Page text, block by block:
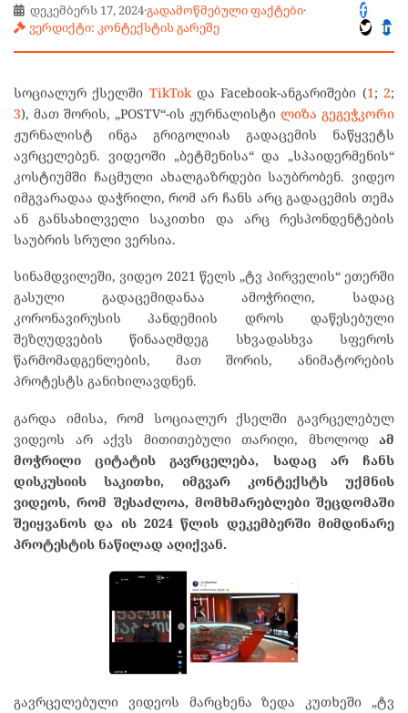
დეკემბერს 17, 2024·გადამოწმებული ფაქტები·
ვერდიქტი: კონტექსტის გარეშე
სოციალურ ქსელში TikTokდა Facebook-ანგარიშები (1;2;
3), მათ შორის, „POSTV“-ის ჟურნალისტი ლიზა გეგეჭკორი
ჟურნალისტ ინგა გრიგოლიას გადაცემის ნაწყვეტს
ავრცელებენ. ვიდეოში „ბეტმენისა“ და „სპაიდერმენის“
კოსტიუმში ჩაცმული ახალგაზრდები საუბრობენ. ვიდეო
იმგვარადაა დაჭრილი, რომ არ ჩანს არც გადაცემის თემა
ან განსახილველი საკითხი და არც რესპონდენტების
საუბრის სრული ვერსია.
სინამდვილეში, ვიდეო 2021 წელს „ტვ პირველის“ ეთერში
გასული გადაცემიდანაა ამოჭრილი, სადაც
კორონავირუსის პანდემიის დროს დაწესებული
შეზღუდვების წინააღმდეგ სხვადასხვა სფეროს
წარმომადგენლების, მათ შორის, ანიმატორების
პროტესტს განიხილავდნენ.
გარდა იმისა, რომ სოციალურ ქსელში გავრცელებულ
ვიდეოს არ აქვს მითითებული თარიღი, მხოლოდ ამ
მოჭრილი ციტატის გავრცელება, სადაც არ ჩანს
დისკუსიის საკითხი, იმგვარ კონტექსტს უქმნის
ვიდეოს, რომ შესაძლოა, მომხმარებლები შეცდომაში
შეიყვანოს და ის 2024 წლის დეკემბერში მიმდინარე
პროტესტის ნაწილად აღიქვან.
გავრცელებული ვიდეოს მარცხენა ზედა კუთხეში „ტვ